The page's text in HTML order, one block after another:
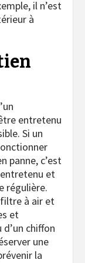
il n’est
à
entretenu
Si un
panne, c’est
et
régulière.
à air et
et
d’un chiffon
une
la